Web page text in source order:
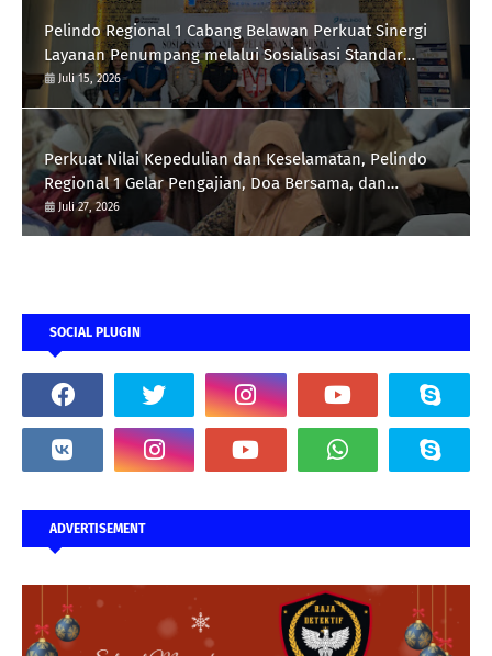
Pelindo Regional 1 Cabang Belawan Perkuat Sinergi
Layanan Penumpang melalui Sosialisasi Standar
Pelayanan
Juli 15, 2026
Perkuat Nilai Kepedulian dan Keselamatan, Pelindo
Regional 1 Gelar Pengajian, Doa Bersama, dan
Santunan Anak Yatim Piatu
Juli 27, 2026
SOCIAL PLUGIN
ADVERTISEMENT